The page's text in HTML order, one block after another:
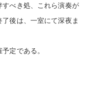
べき処、これら演奏が
後は、一室にて深夜ま
定である。